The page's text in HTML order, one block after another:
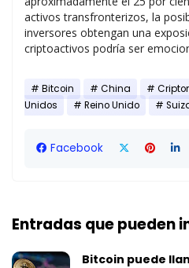
activos transfronterizos, la
inversores obtengan una
criptoactivos podría ser
Bitcoin China
Unidos
Reino Unido
Facebook
Entradas que pueden
Bitcoin puede